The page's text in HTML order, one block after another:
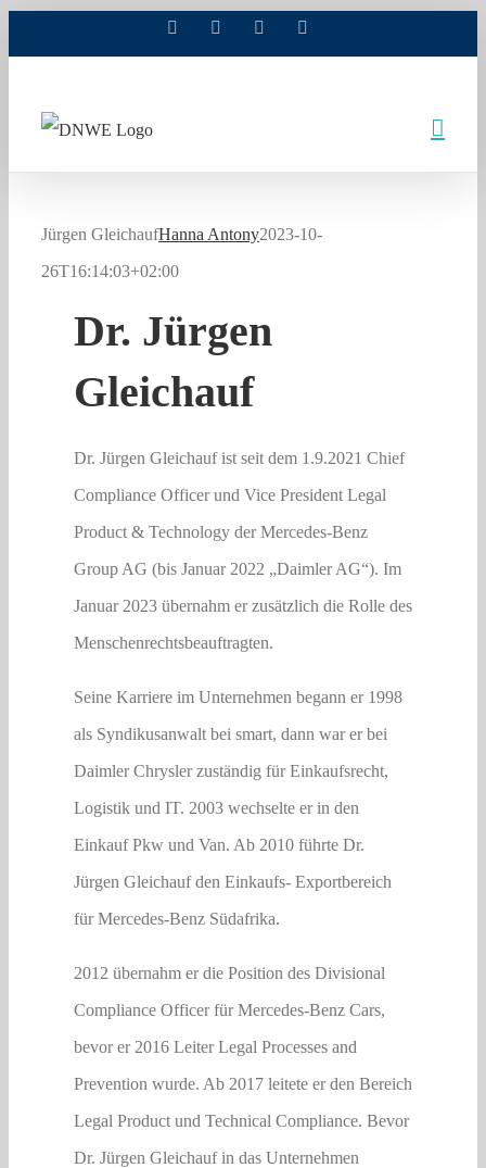
Facebook
Jürgen GleichaufHanna Antony2023-10-
26T16:14:03+02:00
Dr. Jürgen
Gleichauf
Dr. Jürgen Gleichauf ist seit dem 1.9.2021 Chief
Compliance Officer und Vice President Legal
Product & Technology der Mercedes-Benz
Group AG (bis Januar 2022 „Daimler AG“). Im
Januar 2023 übernahm er zusätzlich die Rolle des
Menschenrechtsbeauftragten.
Seine Karriere im Unternehmen begann er 1998
als Syndikusanwalt bei smart, dann war er bei
Daimler Chrysler zuständig für Einkaufsrecht,
Logistik und IT. 2003 wechselte er in den
Einkauf Pkw und Van. Ab 2010 führte Dr.
Jürgen Gleichauf den Einkaufs- Exportbereich
für Mercedes-Benz Südafrika.
2012 übernahm er die Position des Divisional
Compliance Officer für Mercedes-Benz Cars,
bevor er 2016 Leiter Legal Processes and
Prevention wurde. Ab 2017 leitete er den Bereich
Legal Product und Technical Compliance. Bevor
Dr. Jürgen Gleichauf in das Unternehmen